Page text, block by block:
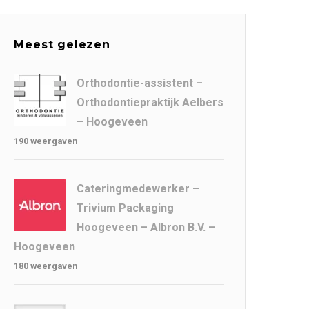
Meest gelezen
Orthodontie-assistent –
Orthodontiepraktijk Aelbers
– Hoogeveen
190 weergaven
Cateringmedewerker –
Trivium Packaging
Hoogeveen – Albron B.V. –
Hoogeveen
180 weergaven